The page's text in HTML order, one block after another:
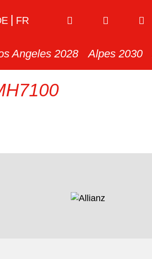
FR
Angeles 2028 Alpes 2030